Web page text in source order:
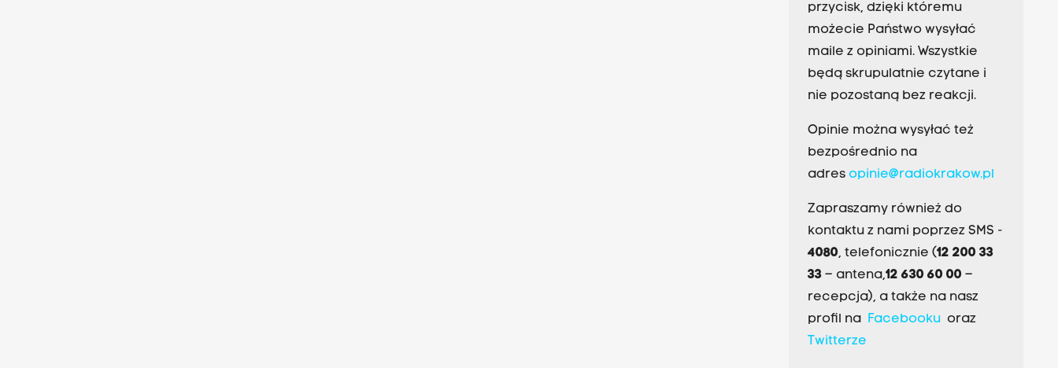
przycisk, dzięki któremu
możecie Państwo wysyłać
maile z opiniami. Wszystkie
będą skrupulatnie czytane i
nie pozostaną bez reakcji.
Opinie można wysyłać też
bezpośrednio na
adres opinie@radiokrakow.pl
Zapraszamy również do
kontaktu z nami poprzez SMS -
4080, telefonicznie (12 200 33
33– antena,12 630 60 00 –
recepcja), a także na nasz
profil na Facebookuoraz
Twitterze